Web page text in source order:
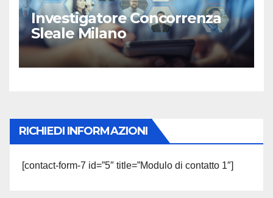
Investigatore Concorrenza
Sleale Milano
RICHIEDI INFORMAZIONI
[contact-form-7 id=”5″ title=”Modulo di contatto 1″]